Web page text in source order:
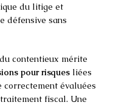
du litige et
défensive sans
contentieux mérite
pour risques liées
évaluées
fiscal. Une